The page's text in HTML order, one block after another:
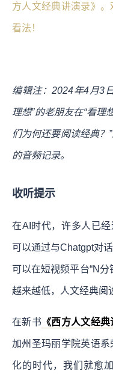
方人文经典讲演录》
看法！
编辑注：2024年4月3
理想”的老朋友在“看理
们为何还要阅读经典？
的音频记录。
收听提示
在AI时代，许多人已经
可以通过与Chatgpt对
可以在短视频平台“N
越来越低，人文经典阅
在新书 《西方人文经典
加州圣玛丽学院英语
化的时代，我们就愈